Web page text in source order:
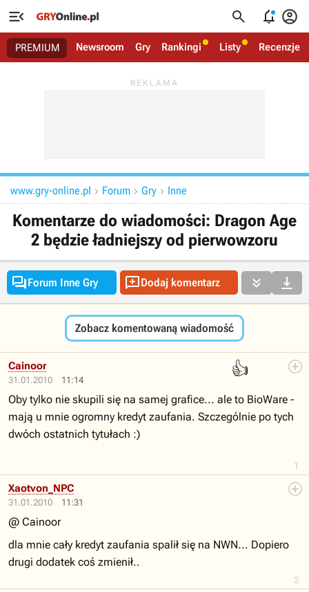
   
PREMIUM Newsroom Gry Rankingi Listy Recenzje
www.gry-online.pl  Forum  Gry  Inne
Komentarze do wiadomości: Dragon Age
2 będzie ładniejszy od pierwowzoru
Forum Inne Gry Dodaj komentarz  
Zobacz komentowaną wiadomość
31.01.2010 11:14
👍
1
Cainoor
Oby tylko nie skupili się na samej grafice... ale to BioWare -
mają u mnie ogromny kredyt zaufania. Szczególnie po tych
dwóch ostatnich tytułach :)
31.01.2010 11:31
2
Xaotvon_NPC
@ Cainoor
dla mnie cały kredyt zaufania spalił się na NWN... Dopiero
drugi dodatek coś zmienił..